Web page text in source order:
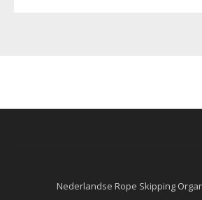
Nederlandse Rope Skipping